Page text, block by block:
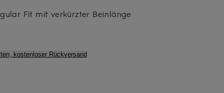
Fit mit verkürzter Beinlänge
kostenloser Rückversand